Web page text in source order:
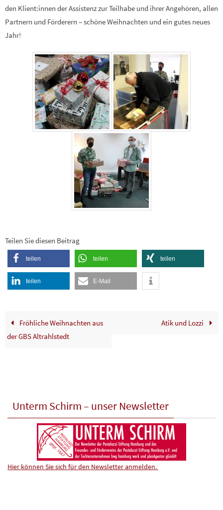
den Klient:innen der Assistenz zur Teilhabe und ihrer Angehören, allen
Partnern und Förderern – schöne Weihnachten und ein gutes neues
Jahr!
Teilen Sie diesen Beitrag
teilen teilen teilen
teilen E-Mail
Fröhliche Weihnachten aus
der GBS Altrahlstedt
Atik und Lozzi
Unterm Schirm – unser Newsletter
Hier können Sie sich für den Newsletter anmelden.